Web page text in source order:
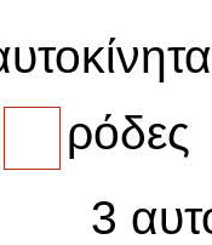
ρόδες